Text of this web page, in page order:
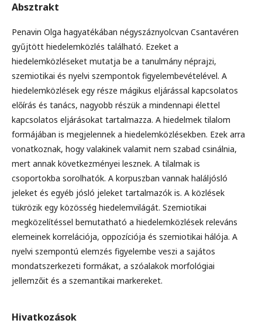
Absztrakt
Penavin Olga hagyatékában négyszáznyolcvan Csantavéren
gyűjtött hiedelemközlés található. Ezeket a
hiedelemközléseket mutatja be a tanulmány néprajzi,
szemiotikai és nyelvi szempontok figyelembevételével. A
hiedelemközlések egy része mágikus eljárással kapcsolatos
előírás és tanács, nagyobb részük a mindennapi élettel
kapcsolatos eljárásokat tartalmazza. A hiedelmek tilalom
formájában is megjelennek a hiedelemközlésekben. Ezek arra
vonatkoznak, hogy valakinek valamit nem szabad csinálnia,
mert annak következményei lesznek. A tilalmak is
csoportokba sorolhatók. A korpuszban vannak haláljósló
jeleket és egyéb jósló jeleket tartalmazók is. A közlések
tükrözik egy közösség hiedelemvilágát. Szemiotikai
megközelítéssel bemutatható a hiedelemközlések releváns
elemeinek korrelációja, oppozíciója és szemiotikai hálója. A
nyelvi szempontú elemzés figyelembe veszi a sajátos
mondatszerkezeti formákat, a szóalakok morfológiai
jellemzőit és a szemantikai markereket.
Hivatkozások